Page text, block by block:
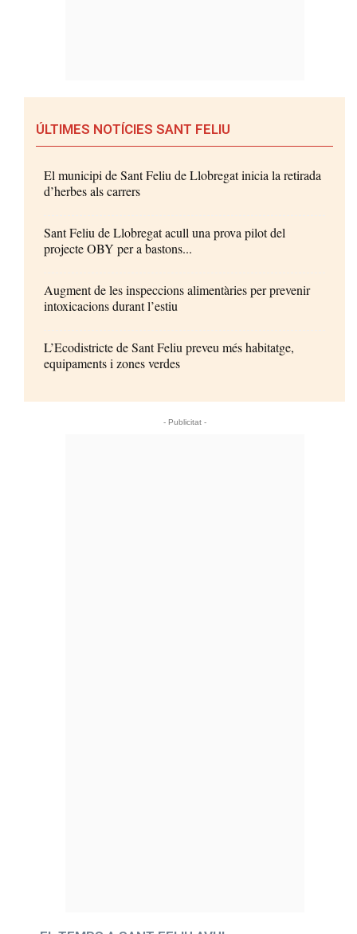
ÚLTIMES NOTÍCIES SANT FELIU
El municipi de Sant Feliu de Llobregat inicia la retirada
d’herbes als carrers
Sant Feliu de Llobregat acull una prova pilot del
projecte OBY per a bastons...
Augment de les inspeccions alimentàries per prevenir
intoxicacions durant l’estiu
L’Ecodistricte de Sant Feliu preveu més habitatge,
equipaments i zones verdes
- Publicitat -